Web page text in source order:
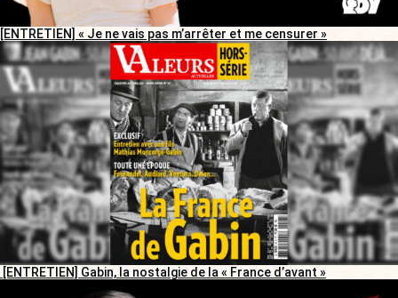
[ENTRETIEN] « Je ne vais pas m’arrêter et me censurer »
[ENTRETIEN] Gabin, la nostalgie de la « France d’avant »